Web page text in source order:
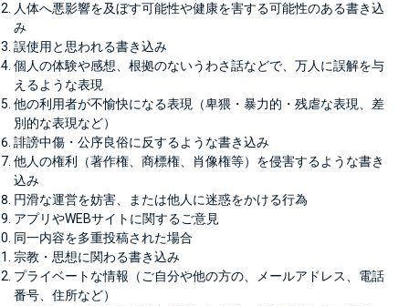
人体へ悪影響を及ぼす可能性や健康を害する可能性のある書き込
み
誤使用と思われる書き込み
個人の体験や感想、根拠のないうわさ話などで、万人に誤解を与
えるような表現
他の利用者が不愉快になる表現（卑猥・暴力的・残虐な表現、差
別的な表現など）
誹謗中傷・公序良俗に反するような書き込み
他人の権利（著作権、商標権、肖像権等）を侵害するような書き
込み
円滑な運営を妨害、または他人に迷惑をかける行為
アプリやWEBサイトに関するご意見
同一内容を多重投稿された場合
宗教・思想に関わる書き込み
プライベートな情報（ご自分や他の方の、メールアドレス、電話
番号、住所など）